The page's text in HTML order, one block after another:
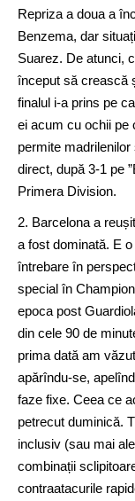
Repriza a doua a
Benzema, dar
Suarez. De atunci,
început să crească
finalul i-a prins pe
ei acum cu ochii pe
permite
direct, după 3-1 pe
Primera Division.
2. Barcelona a
a fost dominată. E
întrebare în
special în
epoca post
din cele 90 de
prima dată am
apărîndu-se,
faze fixe. Ceea ce
petrecut duminică.
inclusiv (sau mai
combinații
contraatacurile